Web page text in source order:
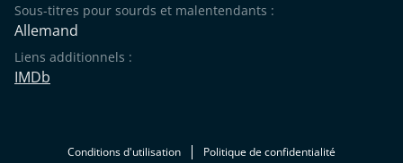
Sous-titres pour sourds et malentendants :
Allemand
Liens additionnels :
IMDb
Conditions d'utilisation Politique de confidentialité